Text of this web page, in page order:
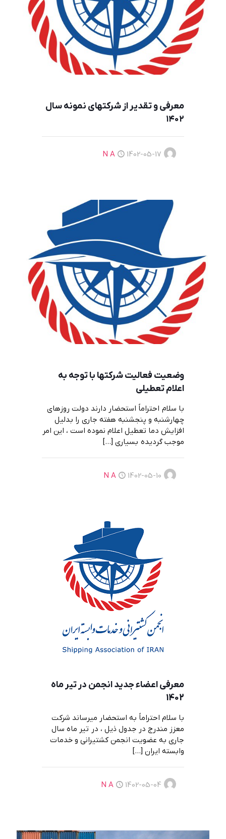
معرفي و تقدير از شركتهاي نمونه سال
١٤٠٢
N A 1402-05-17
وضعيت فعاليت شركتها با توجه به
اعلام تعطيلي
با سلام احتراماً استحضار دارند دولت روزهاي
چهارشنبه و پنجشنبه هفته جاري را بدليل
افزايش دما تعطيل اعلام نموده است ، اين امر
موجب گرديده بسياري […]
N A 1402-05-10
معرفي اعضاء جديد انجمن در تير ماه
1402
با سلام احتراماً به استحضار میرساند شرکت
معزز مندرج در جدول ذیل ، در تیر ماه سال
جاری به عضویت انجمن کشتیرانی و خدمات
وابسته ایران […]
N A 1402-05-04